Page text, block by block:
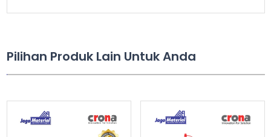
Pilihan Produk Lain Untuk Anda